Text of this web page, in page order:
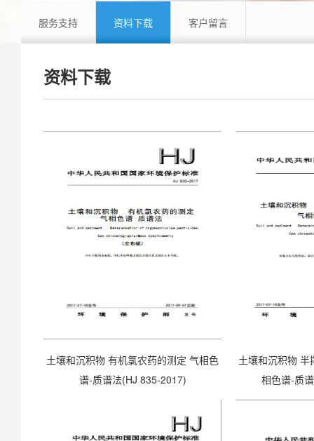
服务支持 资料下载 客户留言
资料下载
土壤和沉积物 有机氯农药的测定 气相色
谱-质谱法(HJ 835-2017)
土壤和沉积物
相色谱-质